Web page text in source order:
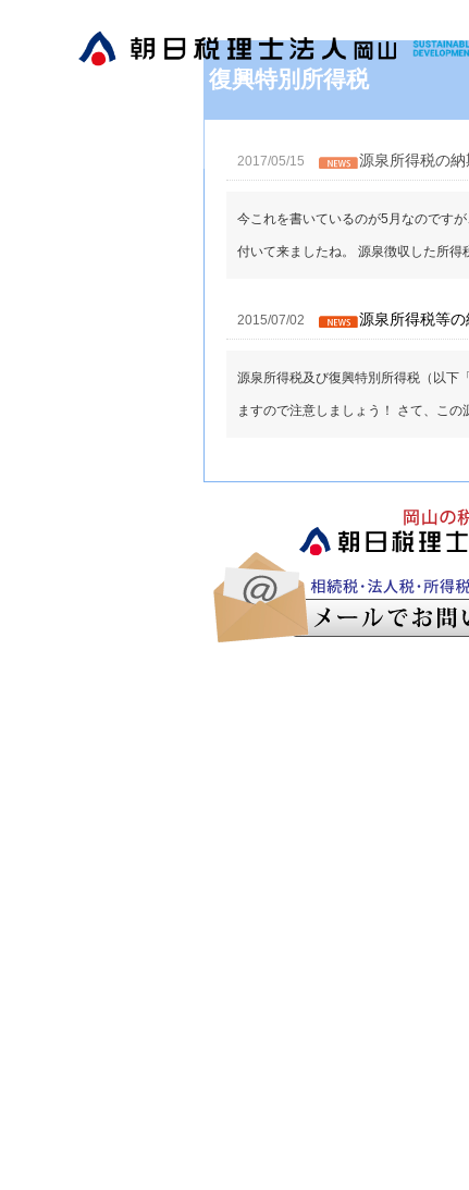
復興特別所得税
2017/05/15 源泉所得税の納
今これを書いているのが5月なのです
付いて来ましたね。 源泉徴収した所
2015/07/02 源泉所得税等の
源泉所得税及び復興特別所得税（以下
ますので注意しましょう！ さて、こ